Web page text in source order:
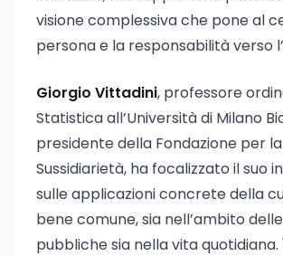
visione complessiva che pone al
persona e la responsabilità verso
Giorgio Vittadini, professore
Statistica all’Università di Milano
presidente della Fondazione per la
Sussidiarietà, ha focalizzato il suo
sulle applicazioni concrete della
bene comune, sia nell’ambito
pubbliche sia nella vita quotidiana.